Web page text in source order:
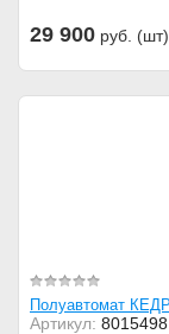
29 900 руб. (шт)
Полуавтомат
Артикул: 8015498